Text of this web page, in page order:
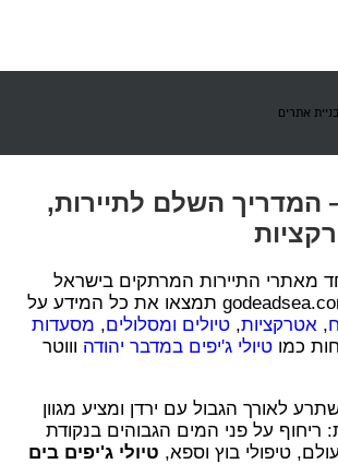
בניית אתרים
השלם לתיירות,
מאתרי התיירות המרתקים בישראל
, אטרקציות, טיולים ומסלולים, מסעדות
כמו טיולי ג'יפים במדבר יהודה וווטר
לאורך הגבול עם ירדן ומציע מגוון
ריחוף על פני המים הגבוהים בנקודת
טיפולי בוץ וספא, טיולי ג'יפים בים